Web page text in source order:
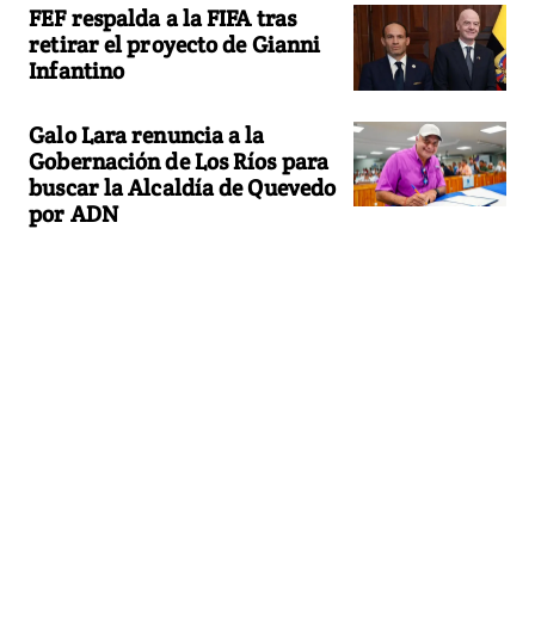
FEF respalda a la FIFA tras
retirar el proyecto de Gianni
Infantino
Galo Lara renuncia a la
Gobernación de Los Ríos para
buscar la Alcaldía de Quevedo
por ADN